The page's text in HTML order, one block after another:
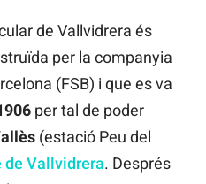
de Vallvidrera és
per la companyia
(FSB) i que es va
per tal de poder
(estació Peu del
de Vallvidrera. Després